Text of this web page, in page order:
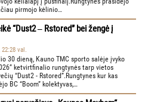
pirmojo kėlinio…
“Dust2 ‒ Rstored” bei žengė į
val.
30 dieną, Kauno TMC sporto salėje įvyko
ketvirtfinalio rungtynės tarp vietos
“Dust2 - Rstored”.Rungtynes kur kas
BC “Boom” kolektyvas,…